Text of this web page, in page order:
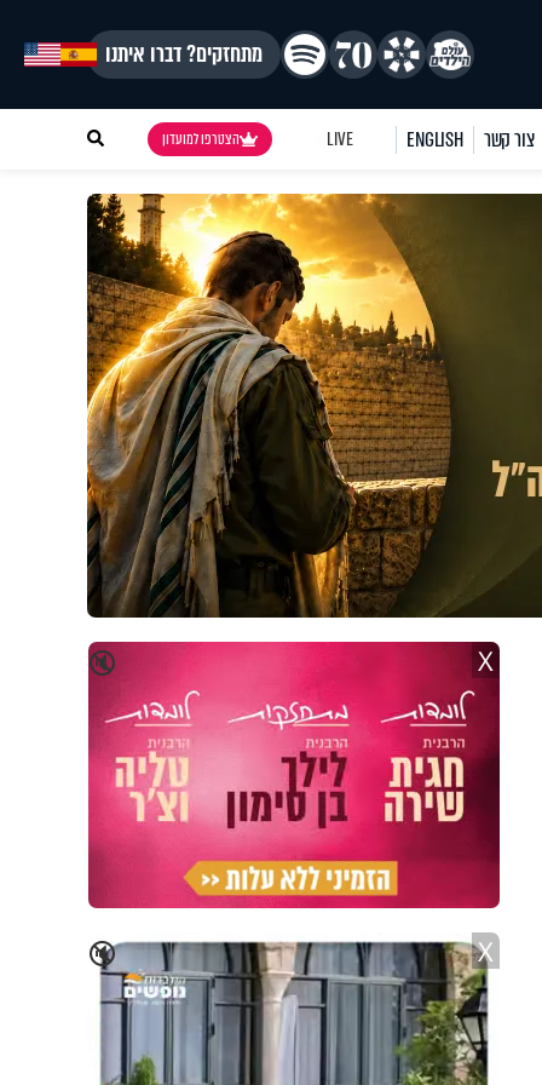
מתחזקים? דברו איתנו
צור קשר ENGLISH
LIVE הצטרפו למועדון
🔇 X
🔇 X